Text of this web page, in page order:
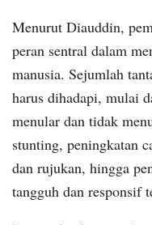
Menurut Diauddin,
peran sentral dalam
manusia. Sejumlah
harus dihadapi, mulai
menular dan tidak
stunting, peningkatan
dan rujukan, hingga
tangguh dan responsif